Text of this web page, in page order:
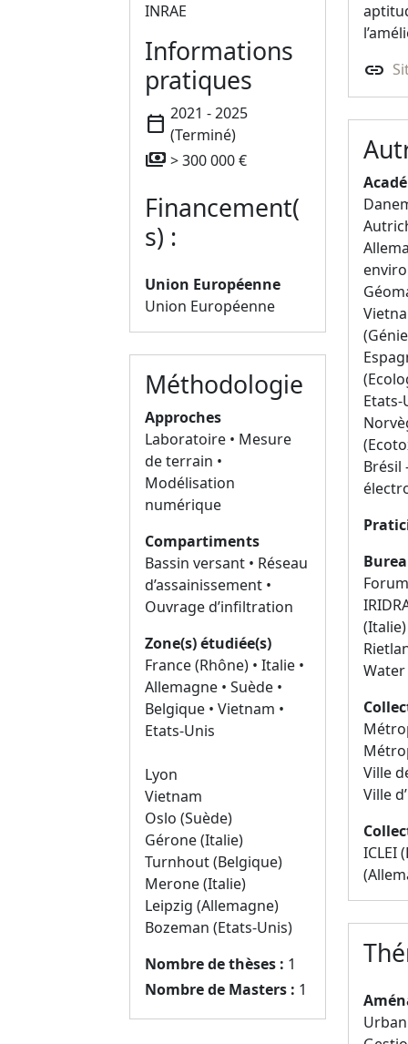
INRAE
Informations
pratiques
calendar_today 2021 - 2025
(Terminé)
payments > 300 000 €
Financement(
s) :
Union Européenne
Union Européenne
Méthodologie
Approches
Laboratoire • Mesure
de terrain •
Modélisation
numérique
Compartiments
Bassin versant • Réseau
d’assainissement •
Ouvrage d’infiltration
Zone(s) étudiée(s)
France (Rhône) • Italie •
Allemagne • Suède •
Belgique • Vietnam •
Etats-Unis
Lyon
Vietnam
Oslo (Suède)
Gérone (Italie)
Turnhout (Belgique)
Merone (Italie)
Leipzig (Allemagne)
Bozeman (Etats-Unis)
Nombre de thèses : 1
Nombre de Masters : 1
link
Brésil
(Italie)
Ville
Ville
ICLEI